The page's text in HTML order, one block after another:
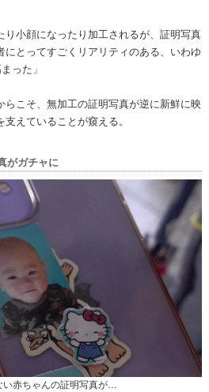
り小顔になったり加工されるが、証明写真
とってすごくリアリティのある、いわゆ
った」
らこそ、無加工の証明写真が逆に新鮮に映
えていることが窺える。
がガチャに
い赤ちゃんの証明写真が…